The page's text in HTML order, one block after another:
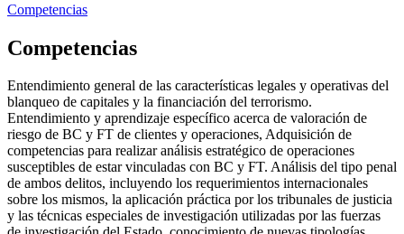
Competencias
Competencias
Entendimiento general de las características legales y operativas del
blanqueo de capitales y la financiación del terrorismo.
Entendimiento y aprendizaje específico acerca de valoración de
riesgo de BC y FT de clientes y operaciones, Adquisición de
competencias para realizar análisis estratégico de operaciones
susceptibles de estar vinculadas con BC y FT. Análisis del tipo penal
de ambos delitos, incluyendo los requerimientos internacionales
sobre los mismos, la aplicación práctica por los tribunales de justicia
y las técnicas especiales de investigación utilizadas por las fuerzas